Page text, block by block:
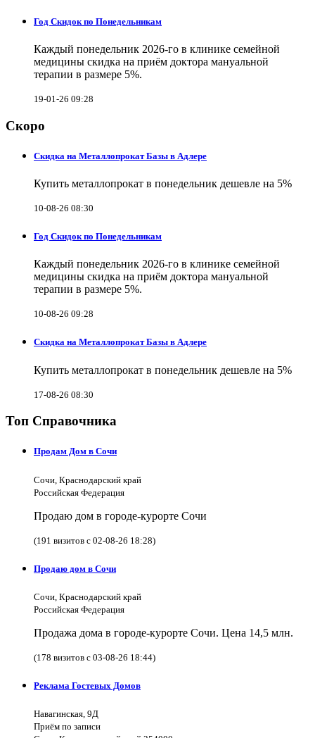
Год Скидок по Понедельникам
Каждый понедельник 2026-го в клинике семейной
медицины скидка на приём доктора мануальной
терапии в размере 5%.
19-01-26 09:28
Скоро
Скидка на Металлопрокат Базы в Адлере
Купить металлопрокат в понедельник дешевле на 5%
10-08-26 08:30
Год Скидок по Понедельникам
Каждый понедельник 2026-го в клинике семейной
медицины скидка на приём доктора мануальной
терапии в размере 5%.
10-08-26 09:28
Скидка на Металлопрокат Базы в Адлере
Купить металлопрокат в понедельник дешевле на 5%
17-08-26 08:30
Топ Справочника
Продам Дом в Сочи
Сочи, Краснодарский край
Российская Федерация
Продаю дом в городе-курорте Сочи
(191 визитов с 02-08-26 18:28)
Продаю дом в Сочи
Сочи, Краснодарский край
Российская Федерация
Продажа дома в городе-курорте Сочи. Цена 14,5 млн.
(178 визитов с 03-08-26 18:44)
Реклама Гостевых Домов
Навагинская, 9Д
Приём по записи